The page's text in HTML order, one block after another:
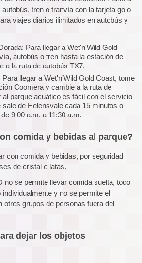
tren o tranvía con la tarjeta go o
viajes diarios ilimitados en autobús y
Para llegar a Wet'n'Wild Gold
autobús o tren hasta la estación de
a la ruta de autobús TX7.
llegar a Wet'n'Wild Gold Coast, tome
Coomera y cambie a la ruta de
al parque acuático es fácil con el servicio
sale de Helensvale cada 15 minutos o
9:00 a.m. a 11:30 a.m.
comida y bebidas al parque?
con comida y bebidas, por seguridad
de cristal o latas.
no se permite llevar comida suelta, todo
individualmente y no se permite el
otros grupos de personas fuera del
dejar los objetos